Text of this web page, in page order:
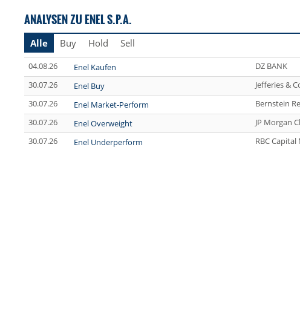
ANALYSEN ZU ENEL S.P.A.
Alle Buy Hold Sell
04.08.26 Enel Kaufen
DZ BANK
30.07.26
Enel Buy
Jefferies &
30.07.26
Enel Market-Perform
Bernstein
30.07.26
Enel Overweight
JP Morgan
30.07.26
Enel Underperform RBC